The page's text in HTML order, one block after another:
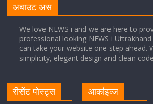
Cabinet Baithak: उत्तराखंड में
तक मिलेगी मजदूरी, ओवरटाइम पर
अबाउट अस
We love NEWS i and we are here to
professional looking NEWS i
can take your website one step ahead.
simplicity, elegant design and clean
रीसेंट पोस्ट्स आर्काइव्ज